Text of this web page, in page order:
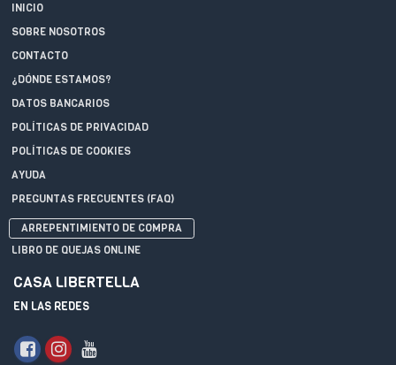
INICIO
SOBRE NOSOTROS
CONTACTO
¿DÓNDE ESTAMOS?
DATOS BANCARIOS
POLÍTICAS DE PRIVACIDAD
POLÍTICAS DE COOKIES
AYUDA
PREGUNTAS FRECUENTES (FAQ)
ARREPENTIMIENTO DE COMPRA
LIBRO DE QUEJAS ONLINE
CASA LIBERTELLA
EN LAS REDES